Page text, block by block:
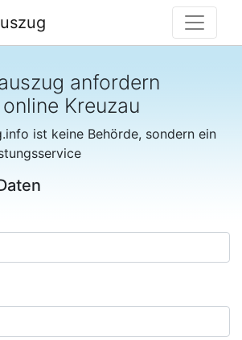
anfordern
Kreuzau
ist keine Behörde, sondern ein